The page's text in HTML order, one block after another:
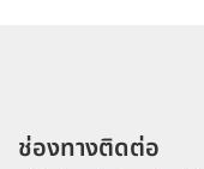
ช่องทางติดต่อ